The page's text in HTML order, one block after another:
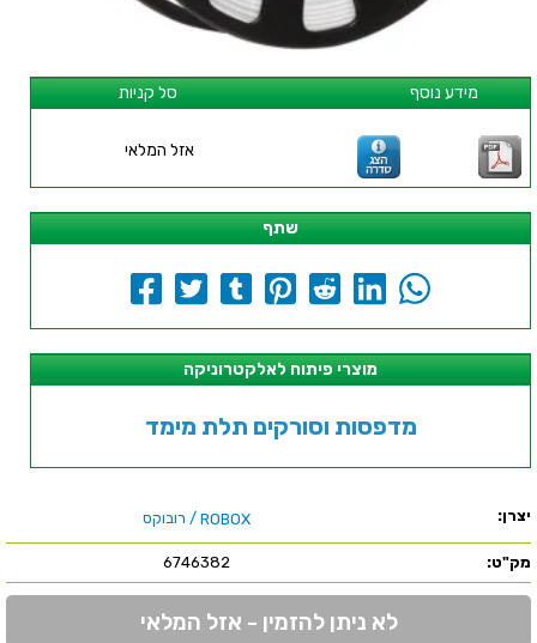
סל קניות מידע נוסף
אזל המלאי
שתף
מוצרי פיתוח לאלקטרוניקה
מדפסות וסורקים תלת מימד
יצרן: ROBOX / רובוקס
מק"ט: 6746382
לא ניתן להזמין - אזל המלאי